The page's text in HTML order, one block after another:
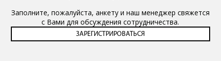
Заполните, пожалуйста, анкету и наш менеджер свяжется
с Вами для обсуждения сотрудничества.